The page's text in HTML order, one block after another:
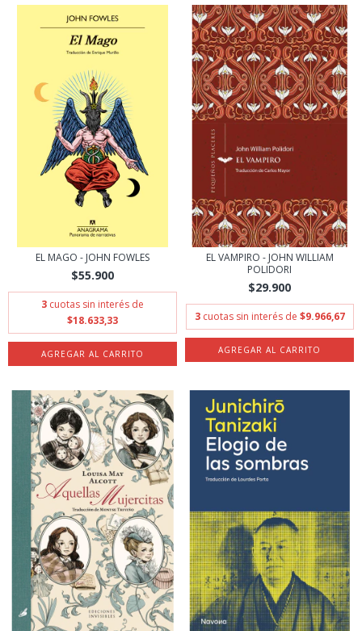
EL MAGO - JOHN FOWLES
$55.900
3 cuotas sin interés de
$18.633,33
EL VAMPIRO - JOHN WILLIAM
POLIDORI
$29.900
3 cuotas sin interés de $9.966,67